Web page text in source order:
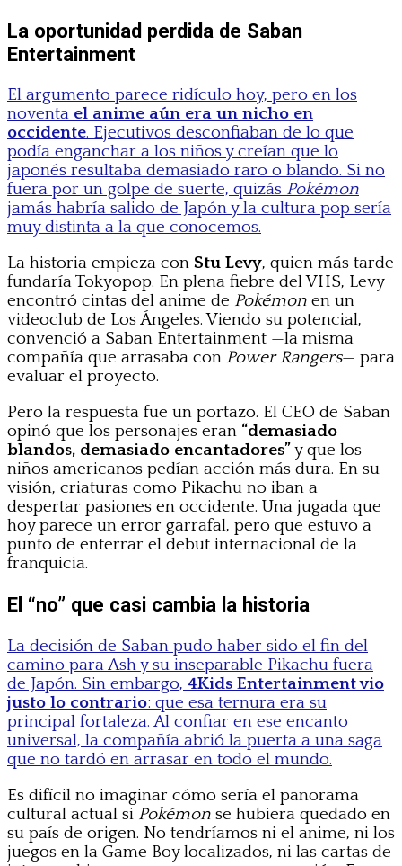
La oportunidad perdida de Saban
Entertainment
El argumento parece ridículo hoy, pero en los
noventa el anime aún era un nicho en
occidente. Ejecutivos desconfiaban de lo que
podía enganchar a los niños y creían que lo
japonés resultaba demasiado raro o blando. Si no
fuera por un golpe de suerte, quizás Pokémon
jamás habría salido de Japón y la cultura pop sería
muy distinta a la que conocemos.
La historia empieza con Stu Levy, quien más tarde
fundaría Tokyopop. En plena fiebre del VHS, Levy
encontró cintas del anime de Pokémon en un
videoclub de Los Ángeles. Viendo su potencial,
convenció a Saban Entertainment —la misma
compañía que arrasaba con Power Rangers— para
evaluar el proyecto.
Pero la respuesta fue un portazo. El CEO de Saban
opinó que los personajes eran “demasiado
blandos, demasiado encantadores” y que los
niños americanos pedían acción más dura. En su
visión, criaturas como Pikachu no iban a
despertar pasiones en occidente. Una jugada que
hoy parece un error garrafal, pero que estuvo a
punto de enterrar el debut internacional de la
franquicia.
El “no” que casi cambia la historia
La decisión de Saban pudo haber sido el fin del
camino para Ash y su inseparable Pikachu fuera
de Japón. Sin embargo, 4Kids Entertainment vio
justo lo contrario: que esa ternura era su
principal fortaleza. Al confiar en ese encanto
universal, la compañía abrió la puerta a una saga
que no tardó en arrasar en todo el mundo.
Es difícil no imaginar cómo sería el panorama
cultural actual si Pokémon se hubiera quedado en
su país de origen. No tendríamos ni el anime, ni los
juegos en la Game Boy localizados, ni las cartas de